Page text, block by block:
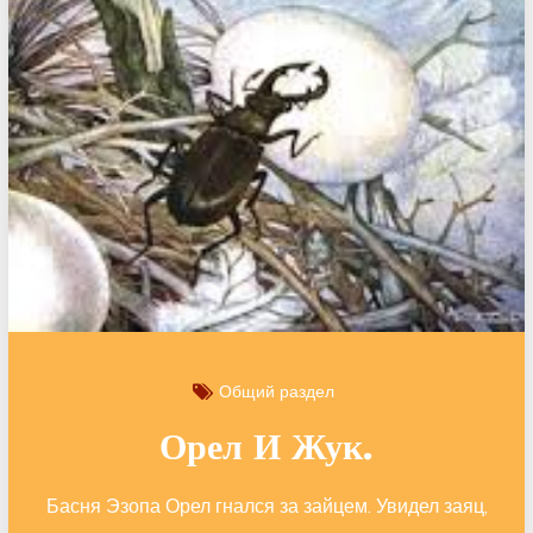
Общий раздел
Орел И Жук.
Басня Эзопа Орел гнался за зайцем. Увидел заяц,